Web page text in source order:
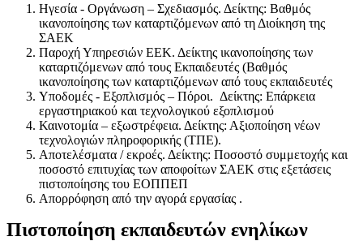
Ηγεσία - Οργάνωση – Σχεδιασμός. Δείκτης: Βαθμός
ικανοποίησης των καταρτιζόμενων από τη Διοίκηση της
ΣΑΕΚ
Παροχή Υπηρεσιών ΕΕΚ. Δείκτης ικανοποίησης των
καταρτιζόμενων από τους Εκπαιδευτές (Βαθμός
ικανοποίησης των καταρτιζόμενων από τους εκπαιδευτές
Υποδομές - Εξοπλισμός – Πόροι. Δείκτης: Επάρκεια
εργαστηριακού και τεχνολογικού εξοπλισμού
Καινοτομία – εξωστρέφεια. Δείκτης: Αξιοποίηση νέων
τεχνολογιών πληροφορικής (ΤΠΕ).
Αποτελέσματα / εκροές. Δείκτης: Ποσοστό συμμετοχής και
ποσοστό επιτυχίας των αποφοίτων ΣΑΕΚ στις εξετάσεις
πιστοποίησης του ΕΟΠΠΕΠ
Απορρόφηση από την αγορά εργασίας .
Πιστοποίηση εκπαιδευτών ενηλίκων